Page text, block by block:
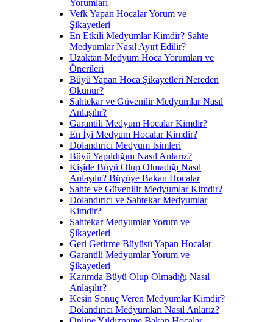
Yorumları
Vefk Yapan Hocalar Yorum ve
Şikayetleri
En Etkili Medyumlar Kimdir? Sahte
Medyumlar Nasıl Ayırt Edilir?
Uzaktan Medyum Hoca Yorumları ve
Önerileri
Büyü Yapan Hoca Şikayetleri Nereden
Okunur?
Sahtekar ve Güvenilir Medyumlar Nasıl
Anlaşılır?
Garantili Medyum Hocalar Kimdir?
En İyi Medyum Hocalar Kimdir?
Dolandırıcı Medyum İsimleri
Büyü Yapıldığını Nasıl Anlarız?
Kişide Büyü Olup Olmadığı Nasıl
Anlaşılır? Büyüye Bakan Hocalar
Sahte ve Güvenilir Medyumlar Kimdir?
Dolandırıcı ve Sahtekar Medyumlar
Kimdir?
Sahtekar Medyumlar Yorum ve
Şikayetleri
Geri Getirme Büyüsü Yapan Hocalar
Garantili Medyumlar Yorum ve
Şikayetleri
Karımda Büyü Olup Olmadığı Nasıl
Anlaşılır?
Kesin Sonuç Veren Medyumlar Kimdir?
Dolandırıcı Medyumları Nasıl Anlarız?